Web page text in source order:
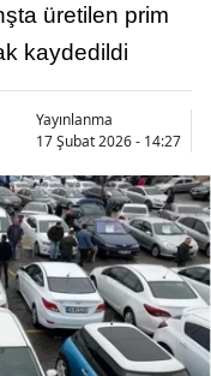
üretilen prim
kaydedildi
Yayınlanma
17 Şubat 2026 - 14:27